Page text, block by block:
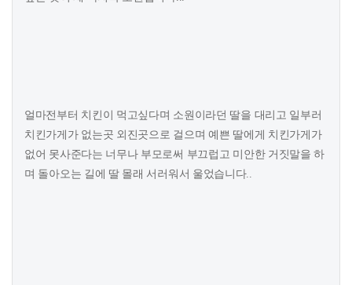
얼마전부터 치킨이 먹고싶다며 소원이라던 딸을 대리고 일부러
치킨가게가 없는곳 외진곳으로 걸으며 예쁜 딸에게 치킨가게가
없어 못사준다는 너무나 부모로써 부끄럽고 미안한 거짓말을 하
며 돌아오는 길에 딸 몰래 서러워서 울었습니다..